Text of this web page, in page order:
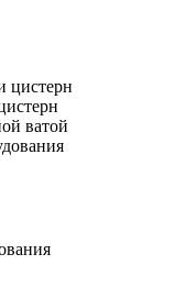
цистерн
ватой